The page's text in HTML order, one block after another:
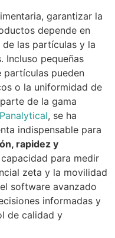
garantizar la
depende en
las partículas y la
Incluso pequeñas
partículas pueden
o la uniformidad de
de la gama
, se ha
indispensable para
rapidez y
para medir
zeta y la movilidad
software avanzado
informadas y
de calidad y